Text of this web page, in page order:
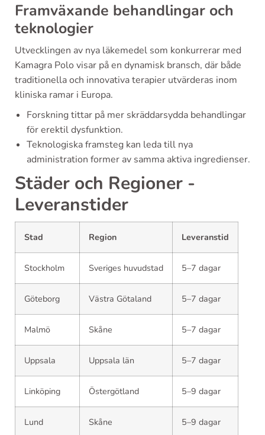
Framväxande behandlingar och
teknologier
Utvecklingen av nya läkemedel som konkurrerar med
Kamagra Polo visar på en dynamisk bransch, där både
traditionella och innovativa terapier utvärderas inom
kliniska ramar i Europa.
Forskning tittar på mer skräddarsydda behandlingar
för erektil dysfunktion.
Teknologiska framsteg kan leda till nya
administration former av samma aktiva ingredienser.
Städer och Regioner -
Leveranstider
Stad Region Leveranstid
Stockholm Sveriges huvudstad 5–7 dagar
Göteborg Västra Götaland 5–7 dagar
Malmö Skåne 5–7 dagar
Uppsala Uppsala län 5–7 dagar
Linköping Östergötland 5–9 dagar
Lund Skåne 5–9 dagar